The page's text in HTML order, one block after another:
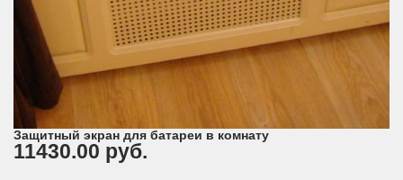
Защитный экран для батареи в комнату
11430.00 руб.